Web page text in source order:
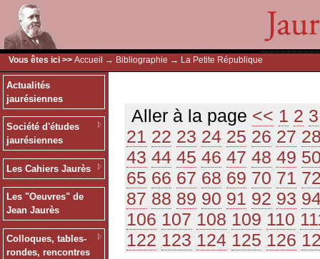
Vous êtes ici >> Accueil → Bibliographie → La Petite République
Actualités
jaurésiennes
Société d'études
jaurésiennes
Les Cahiers Jaurès
Les "Oeuvres" de
Jean Jaurès
Colloques, tables-
rondes, rencontres
Aller à la page << 1 2 3
21 22 23 24 25 26 27
43 44 45 46 47 48 49
65 66 67 68 69 70 71
87 88 89 90 91 92 93
106 107 108 109 110
122 123 124 125 126